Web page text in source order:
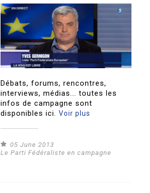
Débats, forums, rencontres,
interviews, médias... toutes les
infos de campagne sont
disponibles ici.Voir plus
05 June 2013
Le Parti Fédéraliste en campagne